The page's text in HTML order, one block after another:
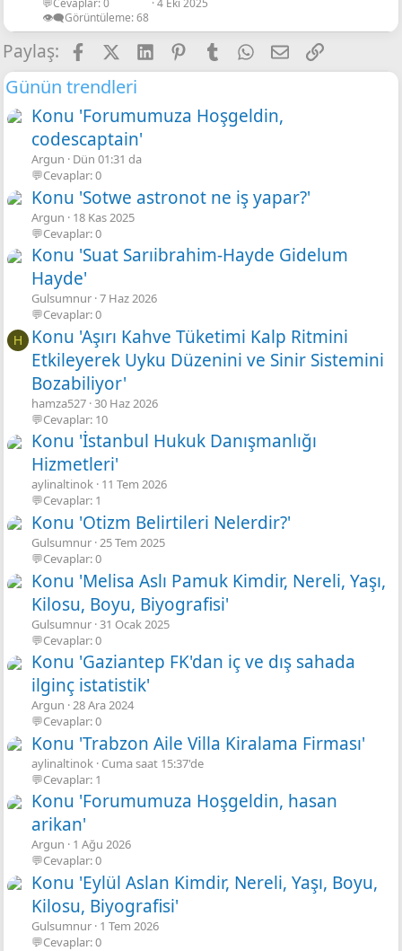
💬Cevaplar 0
👁️‍🗨️Görüntüleme 68
4 Eki 2025
Paylaş: FacebookLinkedInPinterestTumblrWhatsApp
E-posta
Link
Günün trendleri
Konu 'Forumumuza Hoşgeldin,
codescaptain'
Argun
Dün 01:31 da
💬Cevaplar: 0
Konu 'Sotwe astronot ne iş yapar?'
Argun
18 Kas 2025
💬Cevaplar: 0
Konu 'Suat Sarıibrahim-Hayde Gidelum
Hayde'
Gulsumnur 7 Haz 2026
💬Cevaplar: 0
H
Konu 'Aşırı Kahve Tüketimi Kalp Ritmini
Etkileyerek Uyku Düzenini ve Sinir Sistemini
Bozabiliyor'
hamza527 30 Haz 2026
💬Cevaplar: 10
Konu 'İstanbul Hukuk Danışmanlığı
Hizmetleri'
aylinaltinok 11 Tem 2026
💬Cevaplar: 1
Konu 'Otizm Belirtileri Nelerdir?'
Gulsumnur 25 Tem 2025
💬Cevaplar: 0
Konu 'Melisa Aslı Pamuk Kimdir, Nereli, Yaşı,
Kilosu, Boyu, Biyografisi'
Gulsumnur 31 Ocak 2025
💬Cevaplar: 0
Konu 'Gaziantep FK'dan iç ve dış sahada
ilginç istatistik'
Argun 28 Ara 2024
💬Cevaplar: 0
Konu 'Trabzon Aile Villa Kiralama Firması'
aylinaltinok Cuma saat 15:37'de
💬Cevaplar: 1
Konu 'Forumumuza Hoşgeldin, hasan
arikan'
Argun
1 Ağu 2026
💬Cevaplar: 0
Konu 'Eylül Aslan Kimdir, Nereli, Yaşı, Boyu,
Kilosu, Biyografisi'
Gulsumnur 1 Tem 2026
💬Cevaplar: 0